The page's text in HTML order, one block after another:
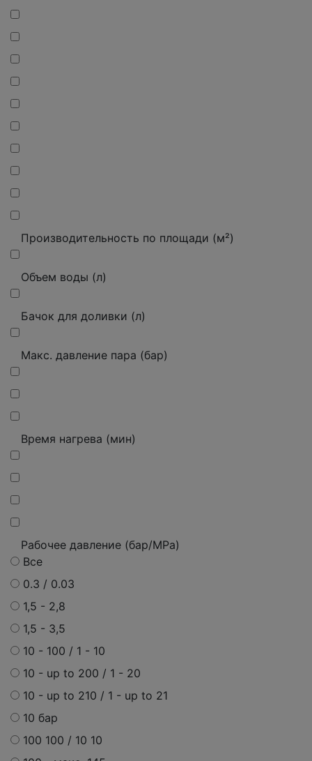
Производительность по площади (м²)
Объем воды (л)
Бачок для доливки (л)
Макс. давление пара (бар)
Время нагрева (мин)
Рабочее давление (бар/MPa)
Все
0.3 / 0.03
1,5 - 2,8
1,5 - 3,5
10 - 100 / 1 - 10
10 - up to 200 / 1 - 20
10 - up to 210 / 1 - up to 21
10 бар
100 100 / 10 10